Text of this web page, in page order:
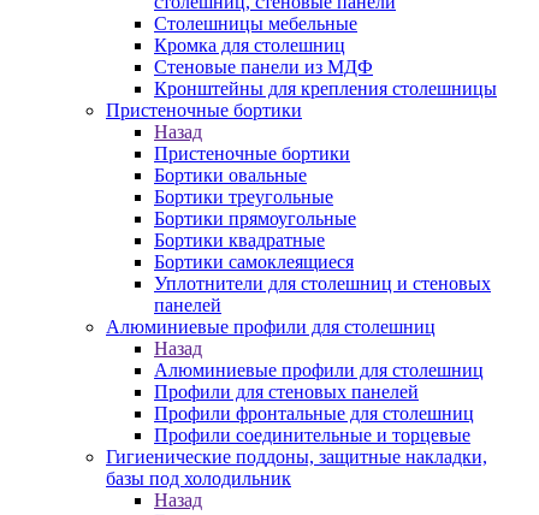
Столешницы мебельные
Кромка для столешниц
Стеновые панели из МДФ
Кронштейны для крепления столешницы
Пристеночные бортики
Назад
Пристеночные бортики
Бортики овальные
Бортики треугольные
Бортики прямоугольные
Бортики квадратные
Бортики самоклеящиеся
Уплотнители для столешниц и стеновых
панелей
Алюминиевые профили для столешниц
Назад
Алюминиевые профили для столешниц
Профили для стеновых панелей
Профили фронтальные для столешниц
Профили соединительные и торцевые
Гигиенические поддоны, защитные накладки,
базы под холодильник
Назад